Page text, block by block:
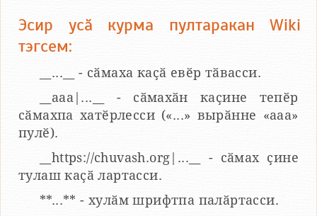
Эсир усӑ курма пултаракан Wiki
тэгсем:
__...__ - сӑмаха каҫӑ евӗр тӑвасси.
__aaa|...__ - сӑмахӑн каҫине тепӗр
сӑмахпа хатӗрлесси («...» вырӑнне «ааа»
пулӗ).
__https://chuvash.org|...__ - сӑмах ҫине
тулаш каҫӑ лартасси.
**...** - хулӑм шрифтпа палӑртасси.